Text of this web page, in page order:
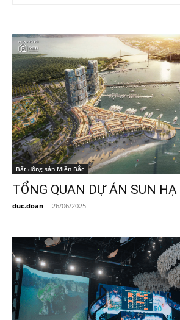
Bất động sản Miền Bắc
TỔNG QUAN DỰ ÁN SUN HẠ
duc.doan - 26/06/2025